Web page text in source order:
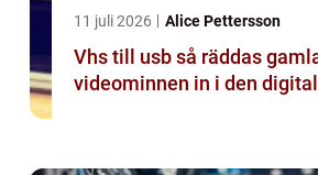
11 juli 2026 Alice Pettersson
Vhs till usb så räddas gamla
videominnen in i den